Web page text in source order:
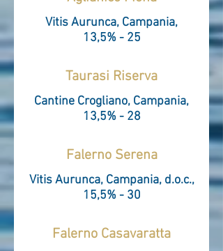
Vitis Aurunca, Campania,
13,5% - 25
Taurasi Riserva
Cantine Crogliano, Campania,
13,5% - 28
Falerno Serena
Vitis Aurunca, Campania, d.o.c.,
15,5% - 30
Falerno Casavaratta